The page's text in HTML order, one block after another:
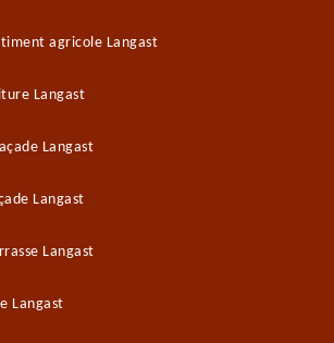
agricole Langast
Langast
Langast
Langast
Langast
Langast